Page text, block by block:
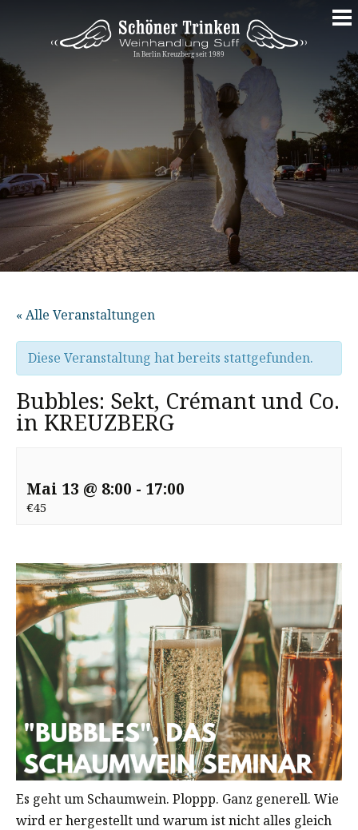
zum
Inhalt
« Alle Veranstaltungen
Diese Veranstaltung hat bereits stattgefunden.
Bubbles: Sekt, Crémant und Co.
in KREUZBERG
Mai 13 @ 8:00 - 17:00
€45
Es geht um Schaumwein. Ploppp. Ganz generell. Wie
wird er hergestellt und warum ist nicht alles gleich